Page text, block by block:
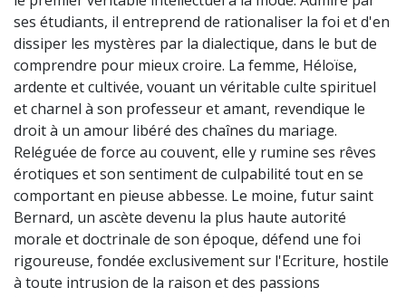
ses étudiants, il entreprend de rationaliser la foi et d'en
dissiper les mystères par la dialectique, dans le but de
comprendre pour mieux croire. La femme, Héloïse,
ardente et cultivée, vouant un véritable culte spirituel
et charnel à son professeur et amant, revendique le
droit à un amour libéré des chaînes du mariage.
Reléguée de force au couvent, elle y rumine ses rêves
érotiques et son sentiment de culpabilité tout en se
comportant en pieuse abbesse. Le moine, futur saint
Bernard, un ascète devenu la plus haute autorité
morale et doctrinale de son époque, défend une foi
rigoureuse, fondée exclusivement sur l'Ecriture, hostile
à toute intrusion de la raison et des passions